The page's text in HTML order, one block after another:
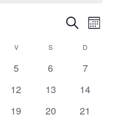
Eventi
viste
Cerca
Mese
V S D
0
5
0
6
0
7
0
12
0
13
0
14
0
19
0
20
0
21